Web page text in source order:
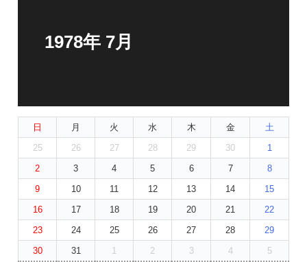
1978年 7月
日 月 火 水 木 金
土
25
26 27 28 29 30
1
2
3 4 5 6 7
8
9
10 11 12 13 14
15
16
17 18 19 20 21
22
23
24 25 26 27 28
29
30
31 1 2 3 4 5